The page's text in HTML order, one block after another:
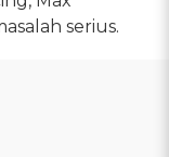
serius.